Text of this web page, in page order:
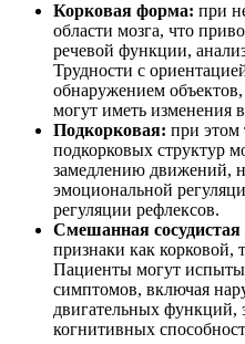
Корковая форма: при
области мозга, что
речевой функции,
Трудности с
обнаружением
могут иметь изменения
Подкорковая: при этом
подкорковых структур
замедлению движений,
эмоциональной
регуляции рефлексов.
Смешанная сосудистая
признаки как корковой,
Пациенты могут
симптомов, включая
двигательных
когнитивных